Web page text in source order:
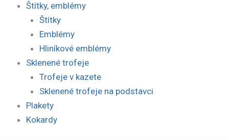
Štítky, emblémy
Štítky
Emblémy
Hliníkové emblémy
Sklenené trofeje
Trofeje v kazete
Sklenené trofeje na podstavci
Plakety
Kokardy